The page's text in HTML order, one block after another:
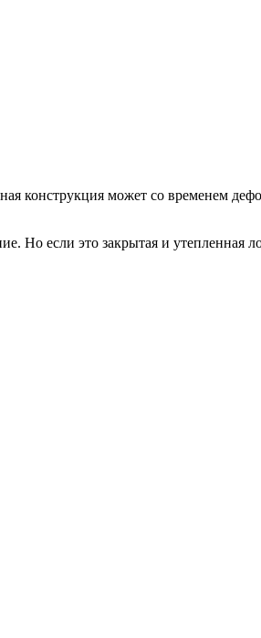
конструкция может со временем
Но если это закрытая и утепленная